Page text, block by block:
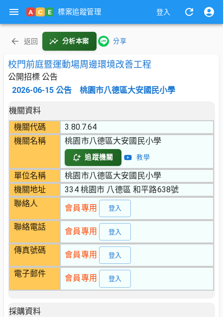
A C E 標案追蹤管理 登入
返回 分析本案 分享
校門前庭暨運動場周邊環境改善工程
公開招標 公告
2026-06-15 公告 桃園市八德區大安國民小學
機關資料
機關代碼
3.80.7.64
機關名稱
桃園市八德區大安國民小學
追蹤機關 教學
單位名稱
桃園市八德區大安國民小學
機關地址
334 桃園市 八德區 和平路638號
聯絡人
會員專用 登入
聯絡電話 會員專用 登入
傳真號碼 會員專用 登入
電子郵件 會員專用 登入
採購資料